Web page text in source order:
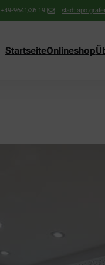
+49-9641/36 19
StartseiteOnlineshop